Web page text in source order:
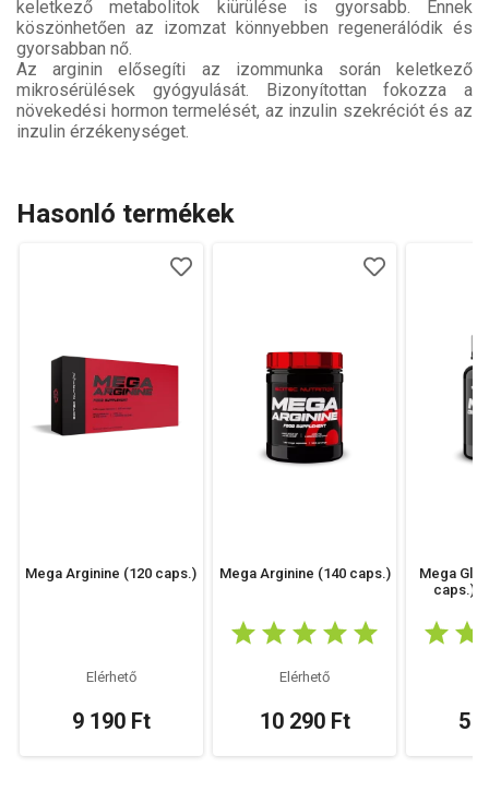
keletkező metabolitok kiürülése is gyorsabb. Ennek
köszönhetően az izomzat könnyebben regenerálódik és
gyorsabban nő.
Az arginin elősegíti az izommunka során keletkező
mikrosérülések gyógyulását. Bizonyítottan fokozza a
növekedési hormon termelését, az inzulin szekréciót és az
inzulin érzékenységet.
Hasonló termékek
Mega Arginine (120 caps.)
Elérhető
9 190 Ft
Mega Arginine (140 caps.)
Elérhető
10 290 Ft
Mega
caps.)
5